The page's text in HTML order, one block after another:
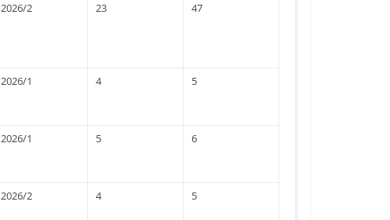
2026/2 23 47
2026/1 4 5
2026/1 5 6
2026/2 4 5